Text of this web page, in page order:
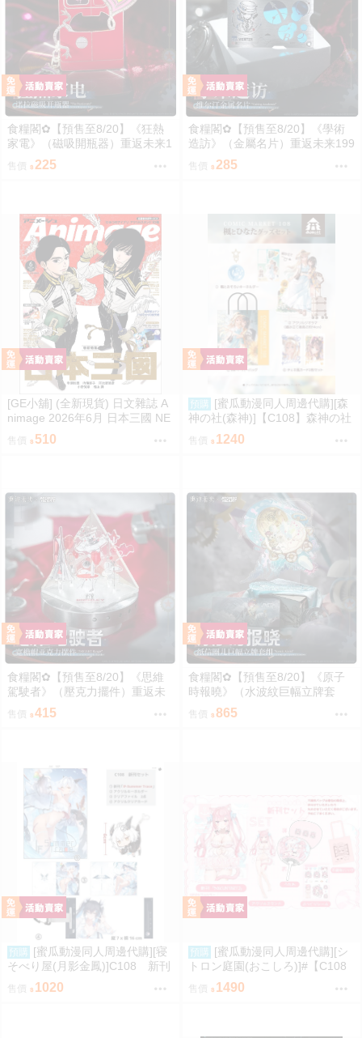
食糧閣✿【預售至8/20】《狂熱
家電》（磁吸開瓶器）重返未来1
999／原子之心／聚合浪潮／聯動
／雙生舞伶／諾拉／泥鯭的士／
售價 225
食糧閣✿【預售至8/20】《學術
造訪》（金屬名片）重返未来199
9／原子之心／聚合浪潮／聯動／
雙生舞伶／諾拉／泥鯭的士／紙
售價 285
[GE小舖] (全新現貨) 日文雜誌 A
nimage 2026年6月 日本三國 NE
EDY GIRL 主播女孩重度依賴
510
預購
[蜜瓜動漫同人周邊代購][森
神の社(森神)]【C108】森神の社
新刊グッズセット(アクリルジオ
ラマ)(同人周邊)
1240
食糧閣✿【預售至8/20】《思維
駕駛者》（壓克力擺件）重返未
来1999／原子之心／聚合浪潮／
聯動／雙生舞伶／諾拉／泥鯭的
售價 415
食糧閣✿【預售至8/20】《原子
時報曉》（水波紋巨幅立牌套
組）重返未来1999／原子之心／
聚合浪潮／聯動／雙生舞伶／諾
售價 865
預購
[蜜瓜動漫同人周邊代購][寝
そべり屋(月影金鳳)]C108 新刊
セット(同人誌)
售價 1020
預購
[蜜瓜動漫同人周邊代購][シ
トロン庭園(おこしろ)]#【C108
新刊セット】SAKUNYART2(同
人誌)
售價 1490